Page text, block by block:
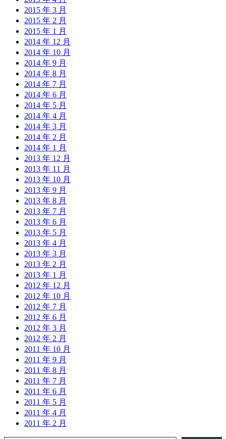
2015 年 3 月
2015 年 2 月
2015 年 1 月
2014 年 12 月
2014 年 10 月
2014 年 9 月
2014 年 8 月
2014 年 7 月
2014 年 6 月
2014 年 5 月
2014 年 4 月
2014 年 3 月
2014 年 2 月
2014 年 1 月
2013 年 12 月
2013 年 11 月
2013 年 10 月
2013 年 9 月
2013 年 8 月
2013 年 7 月
2013 年 6 月
2013 年 5 月
2013 年 4 月
2013 年 3 月
2013 年 2 月
2013 年 1 月
2012 年 12 月
2012 年 10 月
2012 年 7 月
2012 年 6 月
2012 年 3 月
2012 年 2 月
2011 年 10 月
2011 年 9 月
2011 年 8 月
2011 年 7 月
2011 年 6 月
2011 年 5 月
2011 年 4 月
2011 年 2 月
输入您的电子邮件…